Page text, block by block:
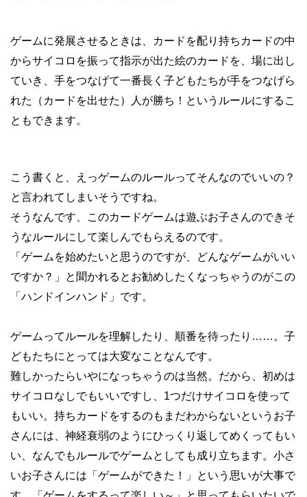
ゲームに発展させるときは、カードを配り持ちカードの中
からサイコロを振って指示が出た絵のカードを、場に出し
ていき、手をつなげて一番長く子どもたちが手をつなげら
れた（カードを出せた）人が勝ち！というルールにするこ
ともできます。
こう書くと、えっゲームのルールってそんなのでいいの？
と言われてしまいそうですね。
そうなんです、このカードゲームは遊ぶお子さんのできそ
うなルールにして楽しんでもらえるのです。
「ゲームを始めたいと思うのですが、どんなゲームがいい
ですか？」と聞かれるとお勧めしたくなっちゃうのがこの
「ハンドインハンド」です。
ゲームってルールを理解したり、順番を待ったり……。子
どもたちにとっては大変なことなんです。
難しかったらいやになっちゃうのは当然。だから、初めは
サイコロなしでもいいですし、1つだけサイコロを使って
もいい。持ちカードをするのもまだわからないというお子
さんには、神経衰弱のようにひっくり返してめくってもい
い、なんでもルールでゲームとしても成り立ちます。小さ
いお子さんには「ゲームができた！」という思いが大事で